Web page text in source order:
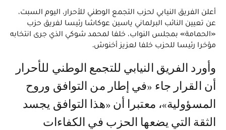
أعلن الفريق النيابي لحزب التجمع الوطني للأحرار، اليوم السبت،
عن تعيين النائب البرلماني ياسين عوكاشا رئيسا لفريق حزب
«الحمامة» بمجلس النواب، خلفا لمحمد شوكي الذي جرى انتخابه
مؤخرا رئيسا للحزب خلفا لعزيز أخنوش.
وأورد الفريق النيابي للتجمع الوطني للأحرار
أن القرار جاء «في إطار من التوافق وروح
المسؤولية»، معتبرا أن «هذا التوافق يجسد
الثقة التي يضعها الحزب في الكفاءات